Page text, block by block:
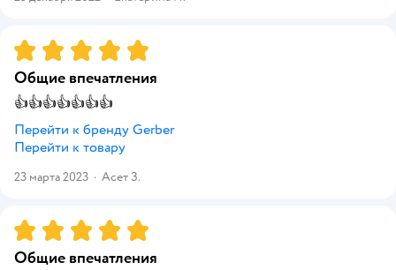
Рейтинг:5
Общие впечатления
👍👍👍👍👍👍👍
Перейти к бренду Gerber
Перейти к товару
23 марта 2023 · Асет З.
Рейтинг:5
Общие впечатления